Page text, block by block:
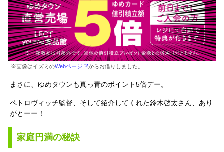
※画像はイズミのWebページ からお借りしました。
まさに、ゆめタウンも真っ青のポイント5倍デー。
ペトロヴィッチ監督、そして紹介してくれた鈴木啓太さん、あり
がとーー！
家庭円満の秘訣